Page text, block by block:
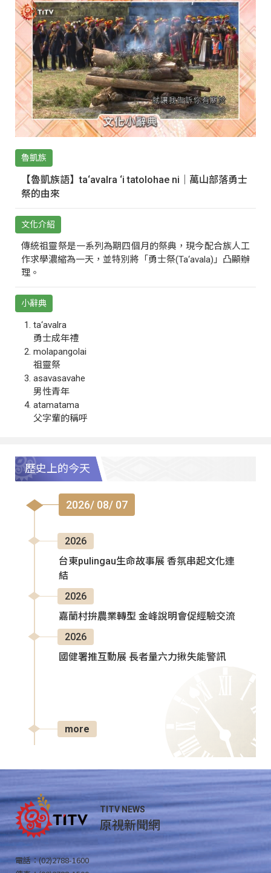
魯凱族
【魯凱族語】ta‘avalra ‘i tatolohae ni｜萬山部落勇士
祭的由來
文化介紹
傳統祖靈祭是一系列為期四個月的祭典，現今配合族人工
作求學濃縮為一天，並特別將「勇士祭(Ta‘avala)」凸顯辦
理。
小辭典
ta‘avalra
勇士成年禮
molapangolai
祖靈祭
asavasavahe
男性青年
atamatama
父字輩的稱呼
歷史上的今天
2026/ 08/ 07
2026
台東pulingau生命故事展 香氛串起文化連
結
2026
嘉蘭村拚農業轉型 金峰說明會促經驗交流
2026
國健署推互動展 長者量六力揪失能警訊
more
TITV NEWS
原視新聞網
電話：(02)2788-1600